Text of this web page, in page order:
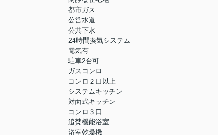
都市ガス
公営水道
公共下水
24時間換気システム
電気有
駐車2台可
ガスコンロ
コンロ２口以上
システムキッチン
対面式キッチン
コンロ３口
追焚機能浴室
浴室乾燥機